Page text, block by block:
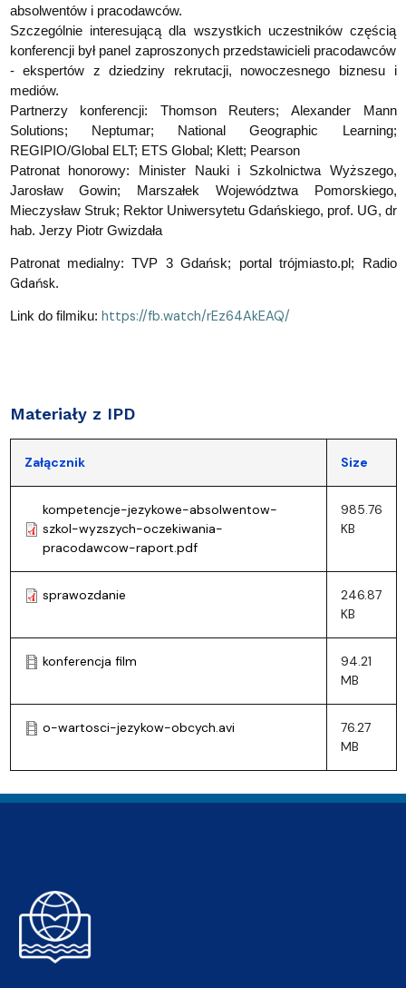
absolwentów i pracodawców.
Szczególnie interesującą dla wszystkich uczestników częścią
konferencji był panel zaproszonych przedstawicieli pracodawców
- ekspertów z dziedziny rekrutacji, nowoczesnego biznesu i
mediów.
Partnerzy konferencji: Thomson Reuters; Alexander Mann
Solutions; Neptumar; National Geographic Learning;
REGIPIO/Global ELT; ETS Global; Klett; Pearson
Patronat honorowy: Minister Nauki i Szkolnictwa Wyższego,
Jarosław Gowin; Marszałek Województwa Pomorskiego,
Mieczysław Struk; Rektor Uniwersytetu Gdańskiego, prof. UG, dr
hab. Jerzy Piotr Gwizdała
Patronat medialny: TVP 3 Gdańsk; portal trójmiasto.pl; Radio
Gdańsk.
Link do filmiku: https://fb.watch/rEz64AkEAQ/
Materiały z IPD
Załącznik Size
kompetencje-jezykowe-absolwentow-
szkol-wyzszych-oczekiwania-
pracodawcow-raport.pdf
985.76
KB
sprawozdanie
246.87
KB
konferencja film
94.21
MB
o-wartosci-jezykow-obcych.avi
76.27
MB